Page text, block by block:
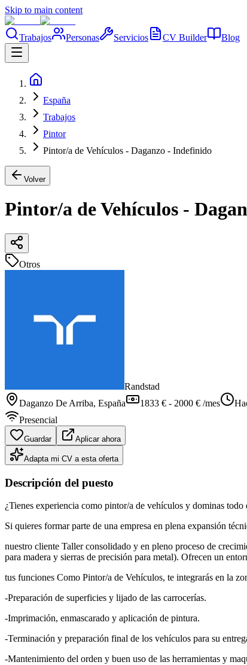
Skip to main content
Trabajos Personas Servicios CV Builder Blog
España
Trabajos
Pintor
Pintor/a de Vehículos - Daganzo - Indefinido
Volver
Pintor/a de Vehículos -
Otros
Randstad
Daganzo De Arriba, España 1833 € - 2000 € /mes
Presencial
Guardar Aplicar ahora
Adapta mi CV a esta oferta
Descripción del puesto
¿Tienes experiencia como pintor/a de vehículos y dominas
Si quieres formar parte de una empresa en plena expansión
nuestro cliente Taller consolidado y en pleno proceso de
para madera y sierras de precisión para metal). Ofrecen un
tus funciones Como Pintor/a de Vehículos, te integrarás en la
-Preparación de superficies y lijado de las carrocerías.
-Imprimación, enmascarado y aplicación de pintura.
-Terminación y preparación final de los vehículos para su
-Mantenimiento del orden y buen uso de las herramientas y